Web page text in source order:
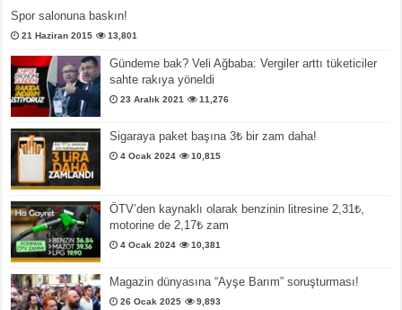
Spor salonuna baskın!
21 Haziran 2015 13,801
Gündeme bak? Veli Ağbaba: Vergiler arttı tüketiciler
sahte rakıya yöneldi
23 Aralık 2021 11,276
Sigaraya paket başına 3₺ bir zam daha!
4 Ocak 2024 10,815
ÖTV’den kaynaklı olarak benzinin litresine 2,31₺,
motorine de 2,17₺ zam
4 Ocak 2024 10,381
Magazin dünyasına “Ayşe Barım” soruşturması!
26 Ocak 2025 9,893